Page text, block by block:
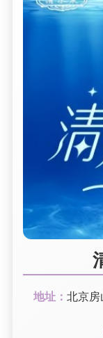
地址： 北京房